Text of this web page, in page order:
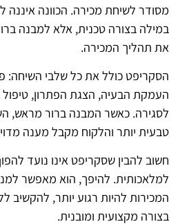
מסודר לשיחת מכירה. הכוונה
במילה בצורה טכנית, אלא למבנה
את תהליך המכירה.
הסקריפט כולל את כל שלבי השיחה:
העמקת הבעיה, הצגת הפתרון, טיפול
לסגירה. כאשר המבנה ברור מראש,
טבעית יותר והלקוח מקבל מענה
חשוב להבין שסקריפט אינו נועד
למלאכותית. להיפך, הוא מאפשר
המכירות להיות רגוע יותר, להקשיב
בצורה מקצועית ומובנית.